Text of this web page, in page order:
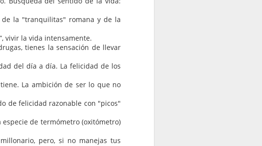
de la "tranquilitas" romana y de la
vivir la vida intensamente.
tienes la sensación de llevar
del día a día. La felicidad de los
La ambición de ser lo que no
de felicidad razonable con "picos"
de termómetro (oxitómetro)
pero, si no manejas tus
de juegos de casino y opciones de
y entretenimiento de alto nivel.